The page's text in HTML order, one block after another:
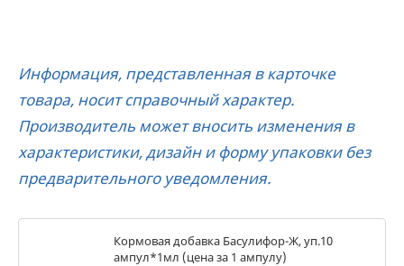
Информация, представленная в карточке
товара, носит справочный характер.
Производитель может вносить изменения в
характеристики, дизайн и форму упаковки без
предварительного уведомления.
Кормовая добавка Басулифор-Ж, уп.10
ампул*1мл (цена за 1 ампулу)